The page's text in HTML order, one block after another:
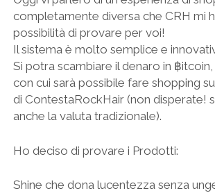
completamente diversa che CRH mi
possibilità di provare per voi!
Il sistema è molto semplice e
Si potra scambiare il denaro in ฿
con cui sarà possibile fare shopping
di ContestaRockHair (non disperate!
anche la valuta tradizionale).
Ho deciso di provare i Prodotti:
Shine che dona lucentezza senza